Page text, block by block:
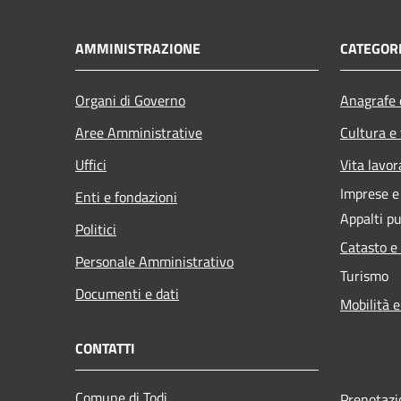
AMMINISTRAZIONE
Organi di Governo
Aree Amministrative
Uffici
Enti e fondazioni
Politici
Personale Amministrativo
Documenti e dati
Cultura
Vita
Imprese
Appalti
Catasto
Turismo
Mobilità
CONTATTI